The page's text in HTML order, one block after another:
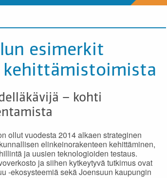
esimerkit
– kohti
ollut vuodesta 2014 alkaen strateginen
elinkeinorakenteen kehittäminen,
ja uusien teknologioiden testaus.
ja siihen kytkeytyvä tutkimus ovat
-ekosysteemiä sekä Joensuun kaupungin